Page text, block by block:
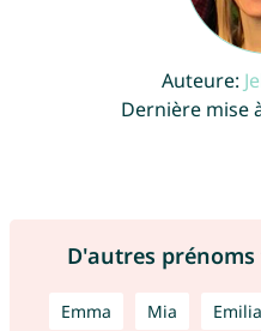
Auteure:
Dernière mise
D'autres
Emma Mia Emilia